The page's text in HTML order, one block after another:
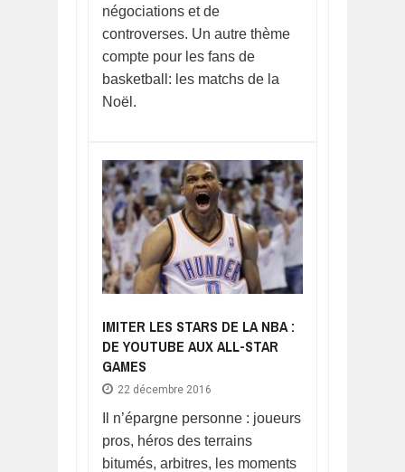
négociations et de
controverses. Un autre thème
compte pour les fans de
basketball: les matchs de la
Noël.
IMITER LES STARS DE LA NBA :
DE YOUTUBE AUX ALL-STAR
GAMES
22 décembre 2016
Il n’épargne personne : joueurs
pros, héros des terrains
bitumés, arbitres, les moments